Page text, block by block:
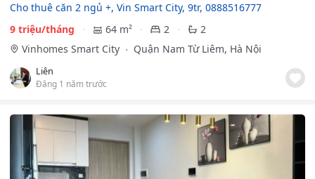
Cho thuê căn 2 ngủ +, Vin Smart City, 9tr, 0888516777
9 triệu/tháng
64 m² 2
2
Vinhomes Smart City
Quận Nam Từ Liêm, Hà Nội
Liên
Đăng 1 năm trước